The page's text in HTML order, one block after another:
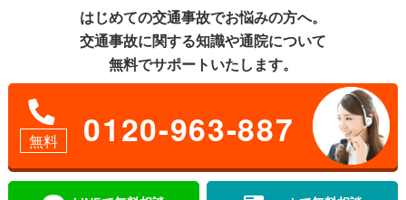
はじめての交通事故でお悩みの方へ。
交通事故に関する知識や通院について
無料でサポートいたします。
無料 0120-963-887